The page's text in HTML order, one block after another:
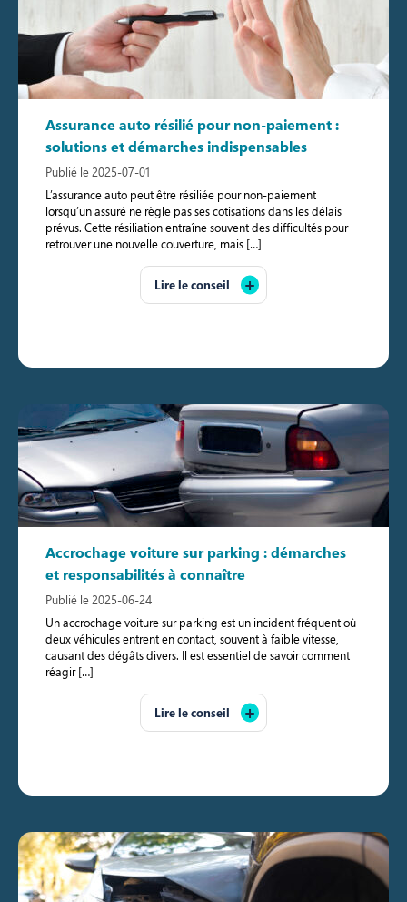
Assurance auto résilié pour non-paiement :
solutions et démarches indispensables
Publié le 2025-07-01
L’assurance auto peut être résiliée pour non-paiement
lorsqu’un assuré ne règle pas ses cotisations dans les délais
prévus. Cette résiliation entraîne souvent des difficultés pour
retrouver une nouvelle couverture, mais […]
Lire le conseil
Accrochage voiture sur parking : démarches
et responsabilités à connaître
Publié le 2025-06-24
Un accrochage voiture sur parking est un incident fréquent où
deux véhicules entrent en contact, souvent à faible vitesse,
causant des dégâts divers. Il est essentiel de savoir comment
réagir […]
Lire le conseil